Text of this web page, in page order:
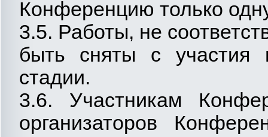
Конференцию только
3.5. Работы, не
быть сняты с
стадии.
3.6. Участникам
организаторов